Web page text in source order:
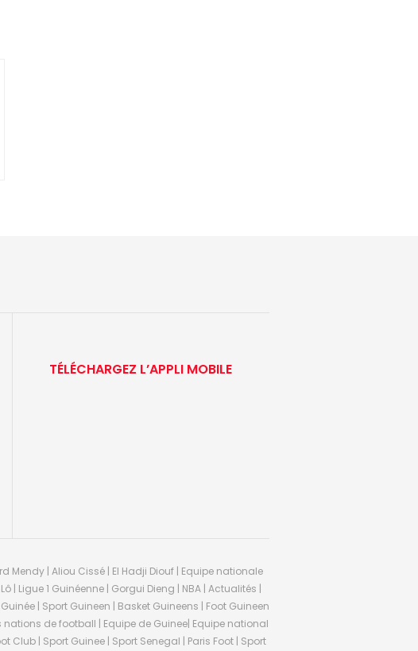
TÉLÉCHARGEZ L’APPLI MOBILE
| Aliou Cissé | El Hadji Diouf | Equipe nationale
Ligue 1 Guinéenne | Gorgui Dieng | NBA | Actualités |
| Sport Guineen | Basket Guineens | Foot Guineen
de football | Equipe de Guinee| Equipe national
Club | Sport Guinee | Sport Senegal | Paris Foot | Sport